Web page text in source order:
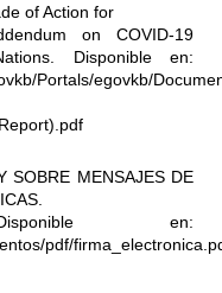
of Action for
on COVID-19
Disponible en:
Portals/egovkb/
SOBRE MENSAJES DE
Disponible en:
pdf/